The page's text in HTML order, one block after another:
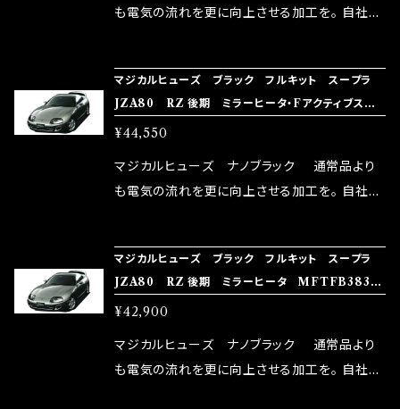
はこちらのマジカルヒューズ直販サイトと横浜に
rz）の2店舗の専売品になりますので宜しくお願
い致します。
も電気の流れを更に向上させる加工を。 自社比
メ！ レーシングドライバーMAX織戸選手がテス
ターとなり吟味し時間を掛けて検証し、これは
体感出来て面白く、車には必ずプラスになりデメ
リットが無い。と。 コラボ開発製品です。 購入先
はこちらのマジカルヒューズ直販サイトと横浜に
rz）の2店舗の専売品になりますので宜しくお願
い致します。
マジカルヒューズ ブラック フルキット スープラ
JZA80 RZ 後期 ミラーヒータ・Fアクティブスポ
イラ MFTFB384 27個
¥44,550
マジカルヒューズ ナノブラック 通常品より
も電気の流れを更に向上させる加工を。 自社比
メ！ レーシングドライバーMAX織戸選手がテス
ターとなり吟味し時間を掛けて検証し、これは
体感出来て面白く、車には必ずプラスになりデメ
リットが無い。と。 コラボ開発製品です。 購入先
はこちらのマジカルヒューズ直販サイトと横浜に
マジカルヒューズ ブラック フルキット スープラ
JZA80 RZ 後期 ミラーヒータ MFTFB383
26個
¥42,900
マジカルヒューズ ナノブラック 通常品より
も電気の流れを更に向上させる加工を。 自社比